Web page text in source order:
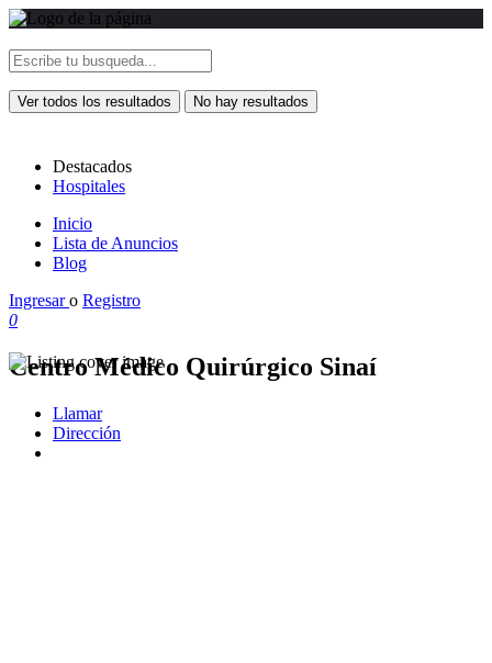
Ver todos los resultados No hay resultados
Destacados
Hospitales
Inicio
Lista de Anuncios
Blog
Ingresaro Registro
0
Centro Médico Quirúrgico Sinaí
Llamar
Dirección